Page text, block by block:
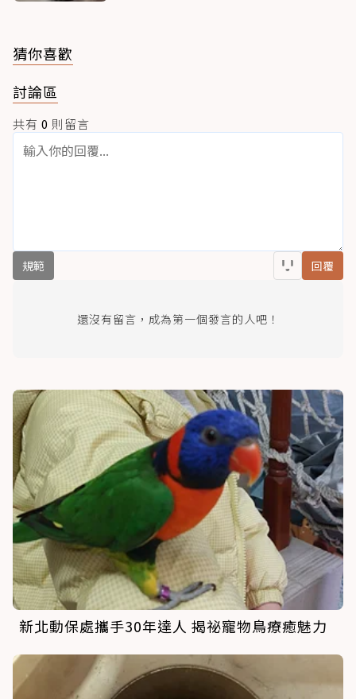
猜你喜歡
討論區
共有 0 則留言
規範 回覆
還沒有留言，成為第一個發言的人吧！
新北動保處攜手30年達人 揭祕寵物鳥療癒魅力